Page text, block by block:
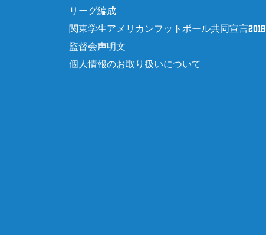
リーグ編成
関東学生アメリカンフットボール共同宣言2018
監督会声明文
個人情報のお取り扱いについて